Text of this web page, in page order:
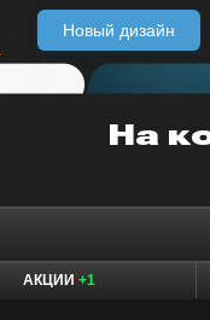
Новый дизайн
АКЦИИ +1